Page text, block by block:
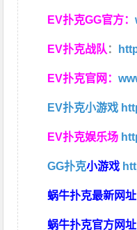
EV扑克GG官方：
EV扑克战队 ：
EV扑克官网：
EV扑克小游戏
EV扑克娱乐场
GG扑克小游戏
蜗牛扑克最新网
蜗牛扑克官方网